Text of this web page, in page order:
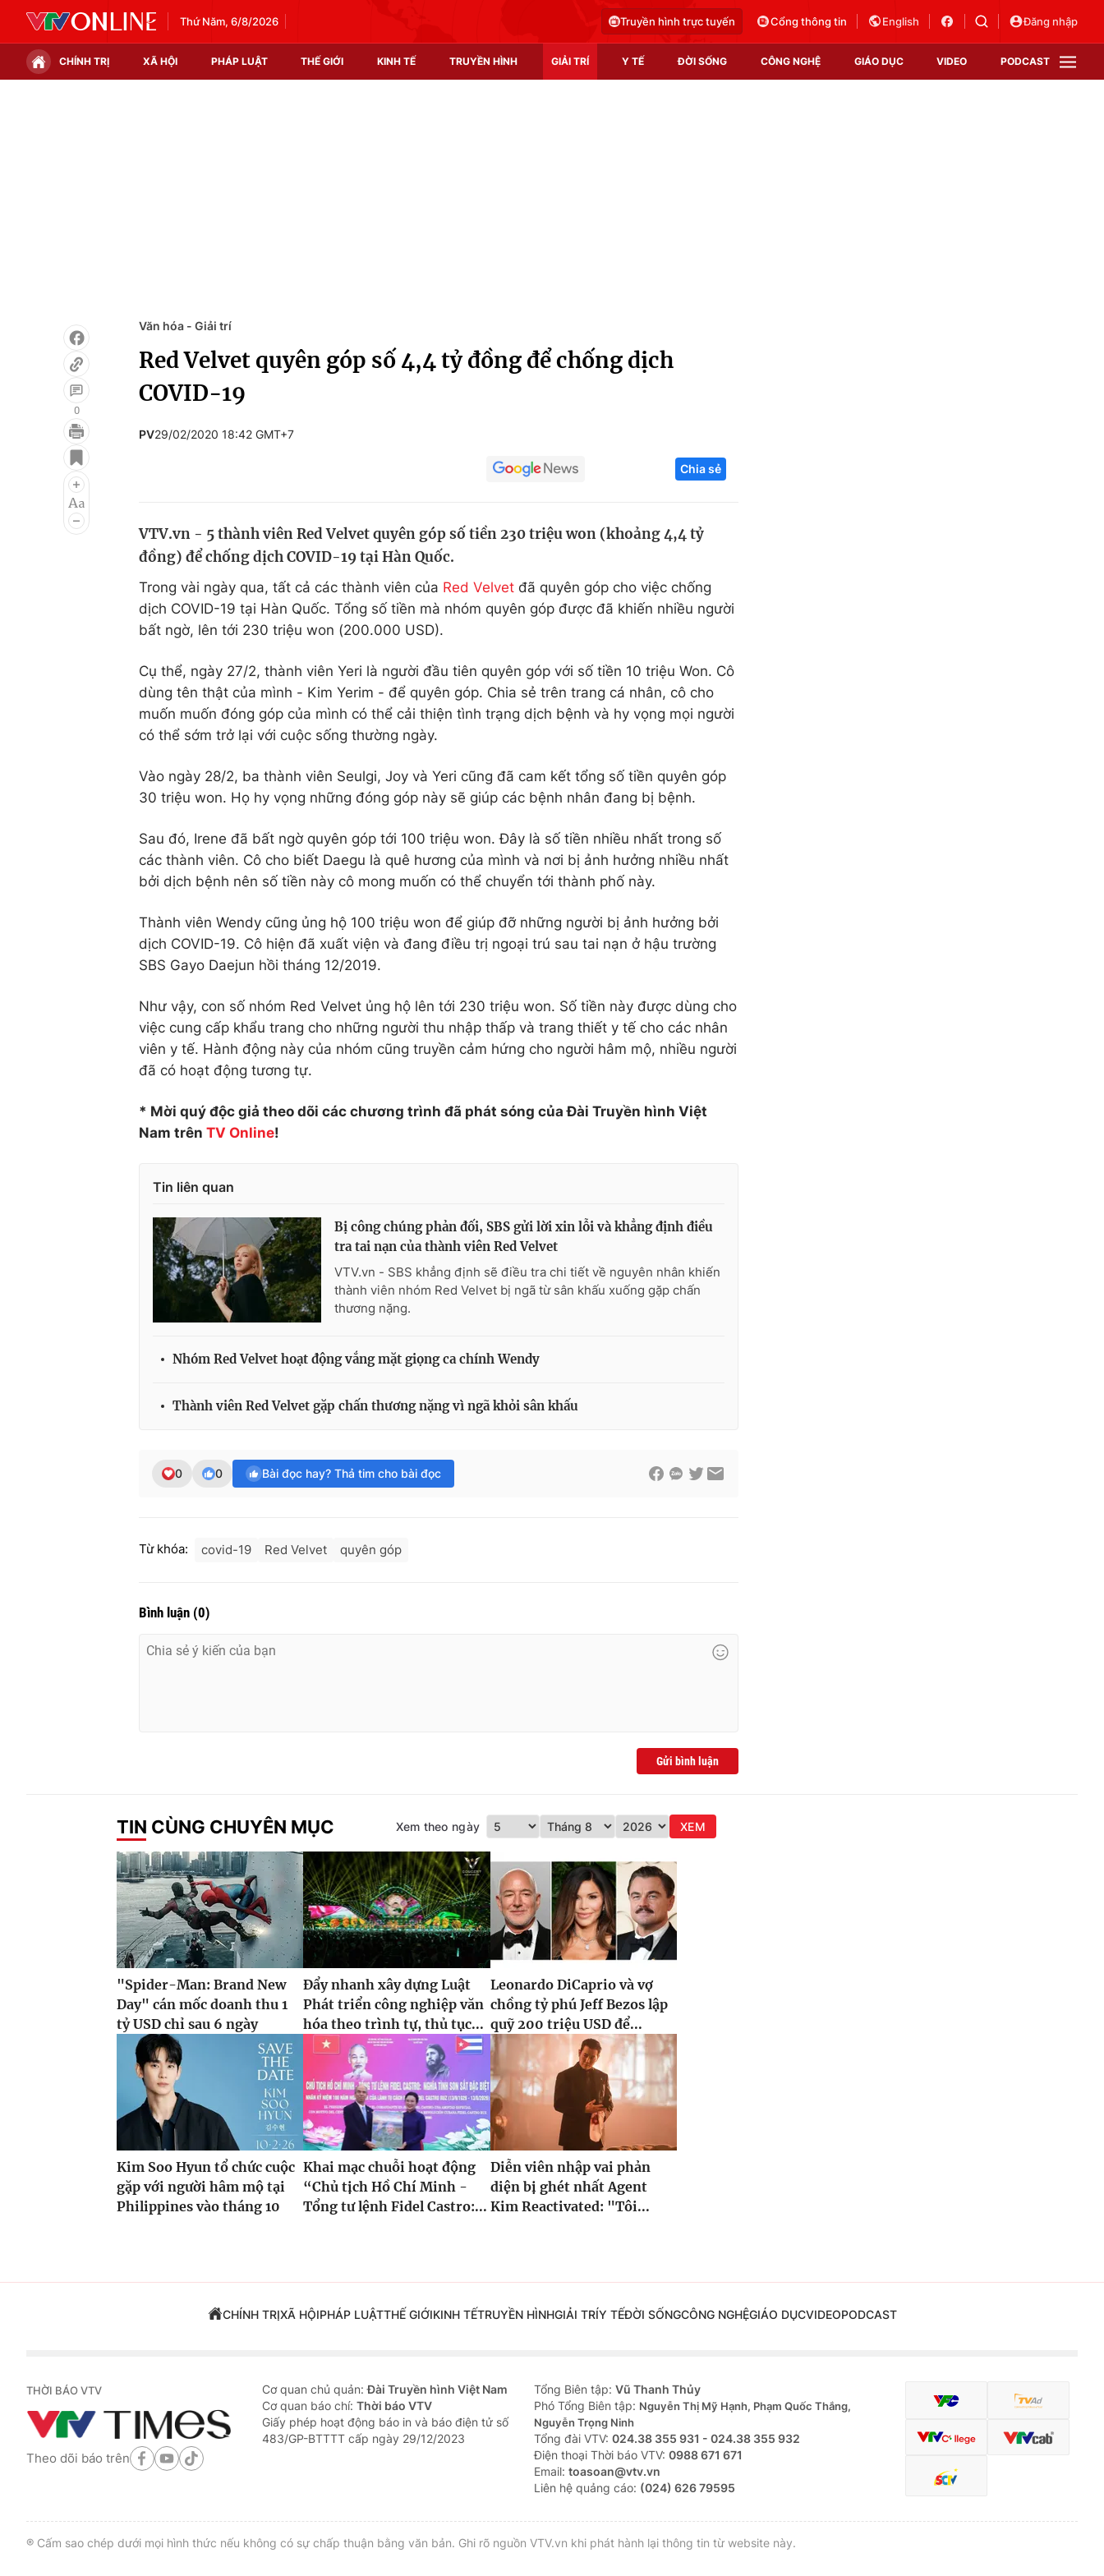
Thứ Năm, 6/8/2026 Truyền hình trực tuyến Cổng thông tin English Đăng nhập
CHÍNH TRỊ XÃ HỘI PHÁP LUẬT THẾ GIỚI KINH TẾ TRUYỀN HÌNH GIẢI TRÍ Y TẾ ĐỜI SỐNG CÔNG NGHỆ GIÁO DỤC VIDEO PODCAST
Infographic
Điện ảnh
Âm nhạc
Chất lượng cuộc sống
Tuyển sinh
Hitech Công nghệ tương lai
Thị trường
0
Văn hóa - Giải trí
Red Velvet quyên góp số 4,4 tỷ đồng để chống dịch
COVID-19
PV29/02/2020 18:42 GMT+7
Chia sẻ
VTV.vn - 5 thành viên Red Velvet quyên góp số tiền 230 triệu won (khoảng 4,4 tỷ
đồng) để chống dịch COVID-19 tại Hàn Quốc.
Trong vài ngày qua, tất cả các thành viên của Red Velvet đã quyên góp cho việc chống
dịch COVID-19 tại Hàn Quốc. Tổng số tiền mà nhóm quyên góp được đã khiến nhiều người
bất ngờ, lên tới 230 triệu won (200.000 USD).
Cụ thể, ngày 27/2, thành viên Yeri là người đầu tiên quyên góp với số tiền 10 triệu Won. Cô
dùng tên thật của mình - Kim Yerim - để quyên góp. Chia sẻ trên trang cá nhân, cô cho
muốn muốn đóng góp của mình có thể cải thiện tình trạng dịch bệnh và hy vọng mọi người
có thể sớm trở lại với cuộc sống thường ngày.
Vào ngày 28/2, ba thành viên Seulgi, Joy và Yeri cũng đã cam kết tổng số tiền quyên góp
30 triệu won. Họ hy vọng những đóng góp này sẽ giúp các bệnh nhân đang bị bệnh.
Sau đó, Irene đã bất ngờ quyên góp tới 100 triệu won. Đây là số tiền nhiều nhất trong số
các thành viên. Cô cho biết Daegu là quê hương của mình và nơi bị ảnh hưởng nhiều nhất
bởi dịch bệnh nên số tiền này cô mong muốn có thể chuyển tới thành phố này.
Thành viên Wendy cũng ủng hộ 100 triệu won để giúp đỡ những người bị ảnh hưởng bởi
dịch COVID-19. Cô hiện đã xuất viện và đang điều trị ngoại trú sau tai nạn ở hậu trường
SBS Gayo Daejun hồi tháng 12/2019.
Như vậy, con số nhóm Red Velvet ủng hộ lên tới 230 triệu won. Số tiền này được dùng cho
việc cung cấp khẩu trang cho những người thu nhập thấp và trang thiết y tế cho các nhân
viên y tế. Hành động này của nhóm cũng truyền cảm hứng cho người hâm mộ, nhiều người
đã có hoạt động tương tự.
* Mời quý độc giả theo dõi các chương trình đã phát sóng của Đài Truyền hình Việt
Nam trên TV Online!
Tin liên quan
Bị công chúng phản đối, SBS gửi lời xin lỗi và khẳng định điều
tra tai nạn của thành viên Red Velvet
VTV.vn - SBS khẳng định sẽ điều tra chi tiết về nguyên nhân khiến
thành viên nhóm Red Velvet bị ngã từ sân khấu xuống gặp chấn
thương nặng.
Nhóm Red Velvet hoạt động vắng mặt giọng ca chính Wendy
Thành viên Red Velvet gặp chấn thương nặng vì ngã khỏi sân khấu
0 0 Bài đọc hay? Thả tim cho bài đọc
Từ khóa: covid-19 Red Velvet quyên góp
Bình luận (0)
Gửi bình luận
TIN CÙNG CHUYÊN MỤC Xem theo ngày XEM
"Spider-Man: Brand New
Day" cán mốc doanh thu 1
tỷ USD chỉ sau 6 ngày
Đẩy nhanh xây dựng Luật
Phát triển công nghiệp văn
hóa theo trình tự, thủ tục...
Leonardo DiCaprio và vợ
chồng tỷ phú Jeff Bezos lập
quỹ 200 triệu USD để...
Kim Soo Hyun tổ chức cuộc
gặp với người hâm mộ tại
Philippines vào tháng 10
Khai mạc chuỗi hoạt động
“Chủ tịch Hồ Chí Minh -
Tổng tư lệnh Fidel Castro:...
Diễn viên nhập vai phản
diện bị ghét nhất Agent
Kim Reactivated: "Tôi...
CHÍNH TRỊXÃ HỘIPHÁP LUẬTTHẾ GIỚIKINH TẾTRUYỀN HÌNHGIẢI TRÍY TẾĐỜI SỐNGCÔNG NGHỆGIÁO DỤCVIDEOPODCAST
THỜI BÁO VTV
Theo dõi báo trên
Cơ quan chủ quản:Đài Truyền hình Việt Nam
Cơ quan báo chí: Thời báo VTV
Giấy phép hoạt động báo in và báo điện tử số
483/GP-BTTTT cấp ngày 29/12/2023
Tổng Biên tập: Vũ Thanh Thủy
Phó Tổng Biên tập: Nguyễn Thị Mỹ Hạnh, Phạm Quốc Thắng,
Nguyễn Trọng Ninh
Tổng đài VTV: 024.38 355 931 - 024.38 355 932
Ðiện thoại Thời báo VTV: 0988 671 671
Email: toasoan@vtv.vn
Liên hệ quảng cáo: (024) 626 79595
® Cấm sao chép dưới mọi hình thức nếu không có sự chấp thuận bằng văn bản. Ghi rõ nguồn VTV.vn khi phát hành lại thông tin từ website này.